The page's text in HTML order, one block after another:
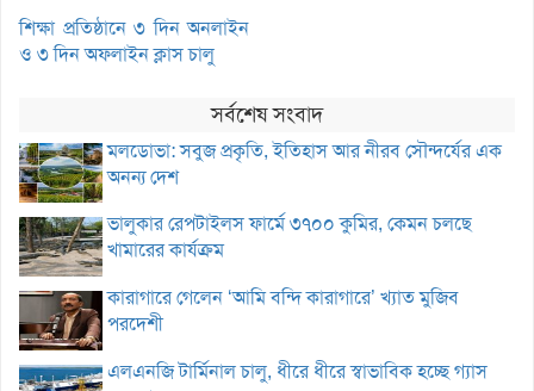
শিক্ষা প্রতিষ্ঠানে ৩ দিন অনলাইন
ও ৩ দিন অফলাইন ক্লাস চালু
সর্বশেষ সংবাদ
মলডোভা: সবুজ প্রকৃতি, ইতিহাস আর নীরব সৌন্দর্যের এক
অনন্য দেশ
ভালুকার রেপটাইলস ফার্মে ৩৭০০ কুমির, কেমন চলছে
খামারের কার্যক্রম
কারাগারে গেলেন ‘আমি বন্দি কারাগারে’ খ্যাত মুজিব
পরদেশী
এলএনজি টার্মিনাল চালু, ধীরে ধীরে স্বাভাবিক হচ্ছে গ্যাস